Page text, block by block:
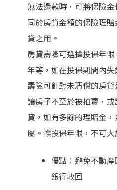
無法還款時，可將保險
同於房貸金額的保險理
貸之用。
房貸壽險可選擇投保年
年等，如在投保期間內
壽險可針對未清償的房貸
讓房子不至於被拍賣，
貸，如有多餘的理賠金
屬。惟投保年限，不可大
優點：避免不動
銀行收回